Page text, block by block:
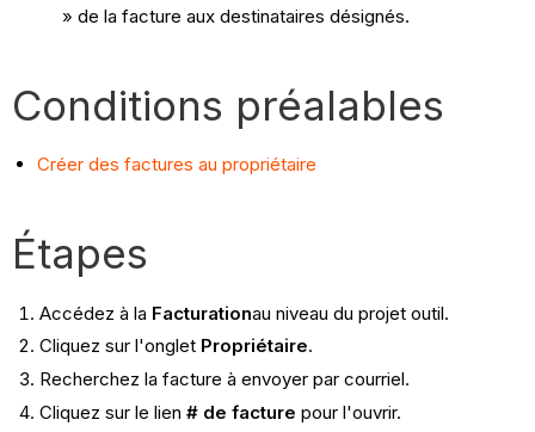
» de la facture aux destinataires désignés.
Conditions préalables
Créer des factures au propriétaire
Étapes
Accédez à la Facturationau niveau du projet outil.
Cliquez sur l'onglet Propriétaire.
Recherchez la facture à envoyer par courriel.
Cliquez sur le lien # de facture pour l'ouvrir.